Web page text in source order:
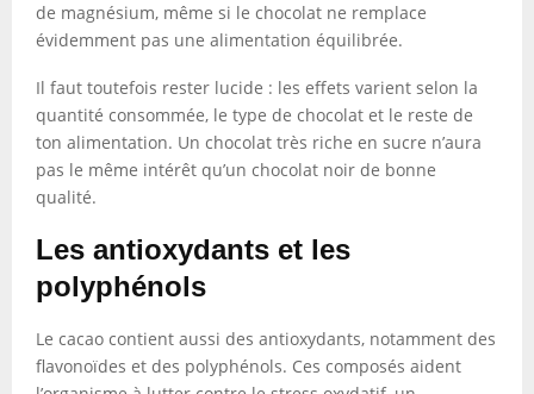
de magnésium, même si le chocolat ne remplace
évidemment pas une alimentation équilibrée.
Il faut toutefois rester lucide : les effets varient selon la
quantité consommée, le type de chocolat et le reste de
ton alimentation. Un chocolat très riche en sucre n’aura
pas le même intérêt qu’un chocolat noir de bonne
qualité.
Les antioxydants et les
polyphénols
Le cacao contient aussi des antioxydants, notamment des
flavonoïdes et des polyphénols. Ces composés aident